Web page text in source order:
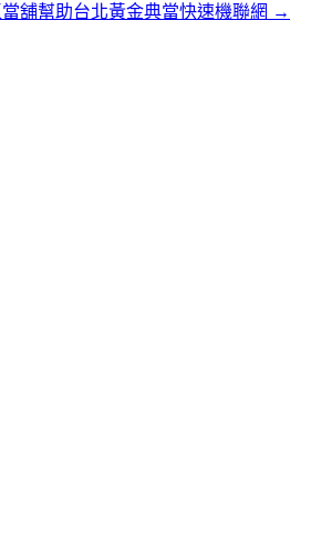
舖幫助台北黃金典當快速機聯網 →